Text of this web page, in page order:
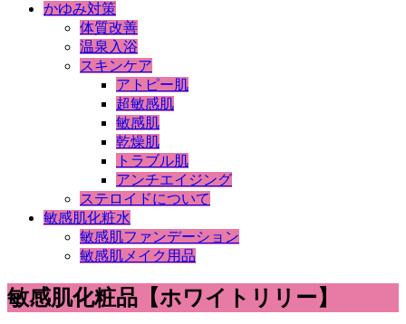
かゆみ対策
体質改善
温泉入浴
スキンケア
アトピー肌
超敏感肌
敏感肌
乾燥肌
トラブル肌
アンチエイジング
ステロイドについて
敏感肌化粧水
敏感肌ファンデーション
敏感肌メイク用品
敏感肌化粧品【ホワイトリリー】